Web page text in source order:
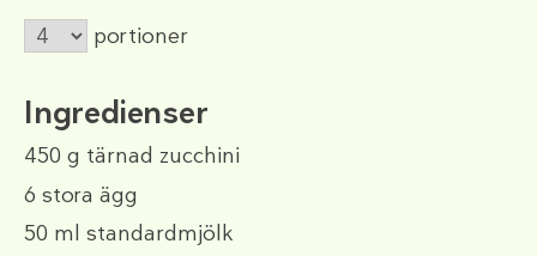
portioner
Ingredienser
450 g tärnad zucchini
6 stora ägg
50 ml standardmjölk